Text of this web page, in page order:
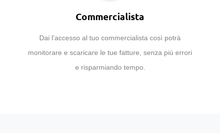
Commercialista
Dai l’accesso al tuo commercialista così potrà
monitorare e scaricare le tue fatture, senza più errori
e risparmiando tempo.